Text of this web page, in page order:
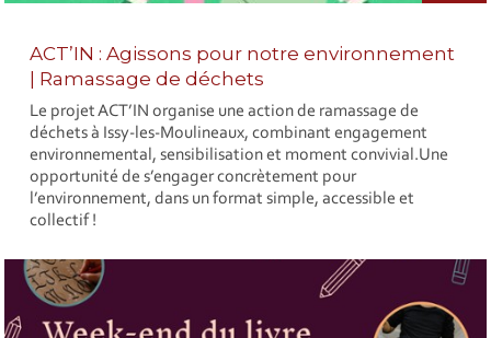
ACT’IN : Agissons pour notre environnement
| Ramassage de déchets
Le projet ACT’IN organise une action de ramassage de
déchets à Issy-les-Moulineaux, combinant engagement
environnemental, sensibilisation et moment convivial.Une
opportunité de s’engager concrètement pour
l’environnement, dans un format simple, accessible et
collectif !